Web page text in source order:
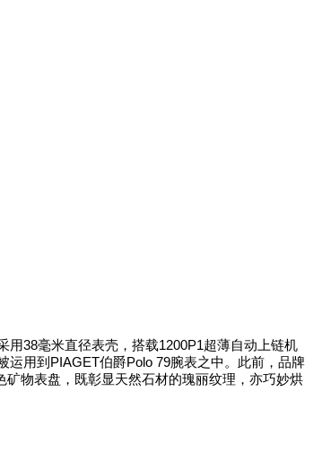
用38毫米直径表壳，搭载1200P1超薄自动上链机
运用到 PIAGET伯爵Polo 79腕表之中。此前，品牌
物表盘，既彰显天然石材的瑰丽纹理，亦巧妙烘